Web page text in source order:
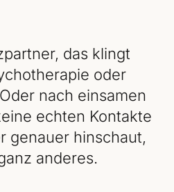
das klingt
oder
nach einsamen
echten Kontakte
genauer hinschaut,
anderes.